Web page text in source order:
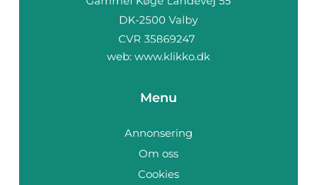
web: www.klikko.dk
Menu
Annonsering
Om oss
Cookies